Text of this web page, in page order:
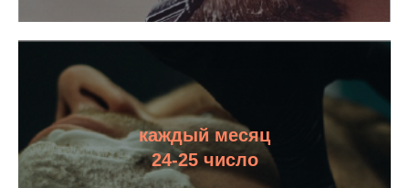
каждый месяц
24-25 число